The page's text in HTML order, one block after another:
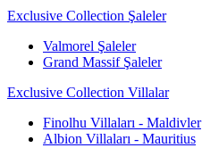
Exclusive Collection Şaleler
Valmorel Şaleler
Grand Massif Şaleler
Exclusive Collection Villalar
Finolhu Villaları - Maldivler
Albion Villaları - Mauritius